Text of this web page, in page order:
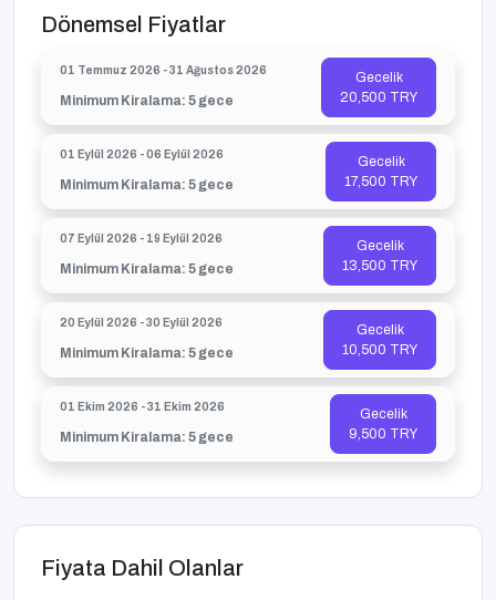
Dönemsel Fiyatlar
01 Temmuz 2026 - 31 Ağustos 2026
Gecelik
20,500 TRY
Minimum Kiralama: 5 gece
01 Eylül 2026 - 06 Eylül 2026
Gecelik
17,500 TRY
Minimum Kiralama: 5 gece
07 Eylül 2026 - 19 Eylül 2026
Gecelik
13,500 TRY
Minimum Kiralama: 5 gece
20 Eylül 2026 - 30 Eylül 2026
Gecelik
10,500 TRY
Minimum Kiralama: 5 gece
01 Ekim 2026 - 31 Ekim 2026
Gecelik
9,500 TRY
Minimum Kiralama: 5 gece
Fiyata Dahil Olanlar